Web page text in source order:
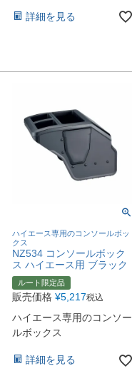
詳細を見る
ハイエース専用のコンソールボッ
クス
NZ534 コンソールボック
ス ハイエース用 ブラック
ルート限定品
販売価格 ¥5,217税込
ハイエース専用のコンソー
ルボックス
詳細を見る